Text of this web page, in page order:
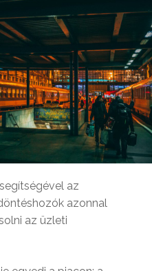
az
azonnal
az üzleti